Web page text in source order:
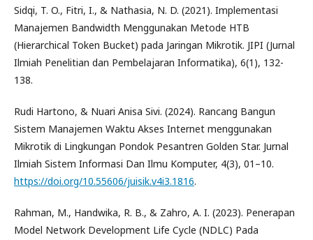
Sidqi, T. O., Fitri, I., & Nathasia, N. D. (2021). Implementasi
Manajemen Bandwidth Menggunakan Metode HTB
(Hierarchical Token Bucket) pada Jaringan Mikrotik. JIPI (Jurnal
Ilmiah Penelitian dan Pembelajaran Informatika), 6(1), 132-
138.
Rudi Hartono, & Nuari Anisa Sivi. (2024). Rancang Bangun
Sistem Manajemen Waktu Akses Internet menggunakan
Mikrotik di Lingkungan Pondok Pesantren Golden Star. Jurnal
Ilmiah Sistem Informasi Dan Ilmu Komputer, 4(3), 01–10.
https://doi.org/10.55606/juisik.v4i3.1816.
Rahman, M., Handwika, R. B., & Zahro, A. I. (2023). Penerapan
Model Network Development Life Cycle (NDLC) Pada